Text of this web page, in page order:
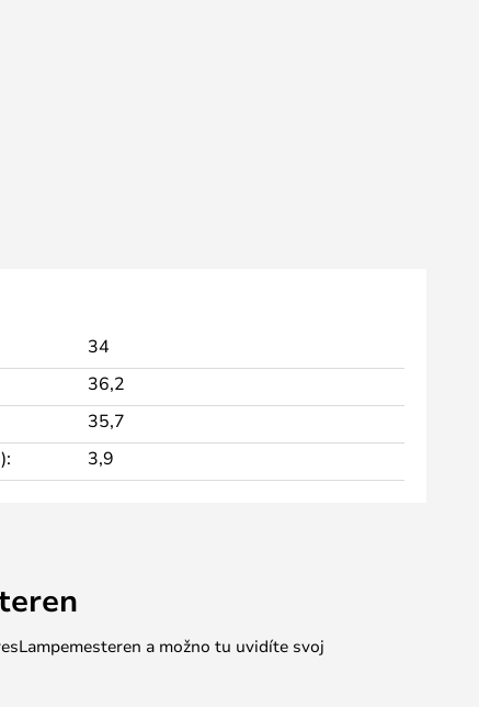
34
36,2
35,7
3,9
a možno tu uvidíte svoj